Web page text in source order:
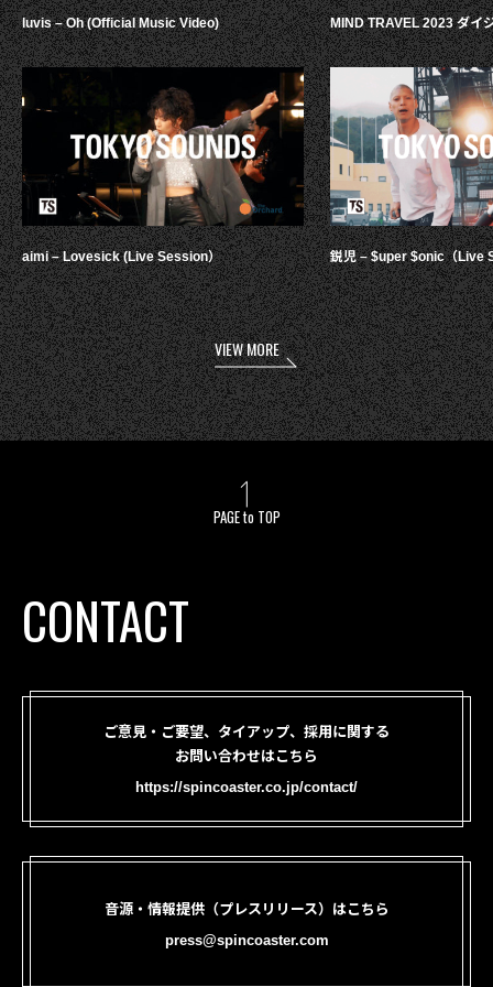
luvis – Oh (Official Music Video)
aimi – Lovesick (Live Session）
MIND TRAVEL 2023 ダイ
鋭児 – $uper $onic（Live
VIEW MORE
PAGE to TOP
CONTACT
ご意見・ご要望、タイアップ、採用に関する
お問い合わせはこちら
https://spincoaster.co.jp/contact/
音源・情報提供（プレスリリース）はこちら
press@spincoaster.com